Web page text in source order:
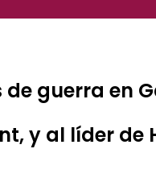
guerra en
y al líder de